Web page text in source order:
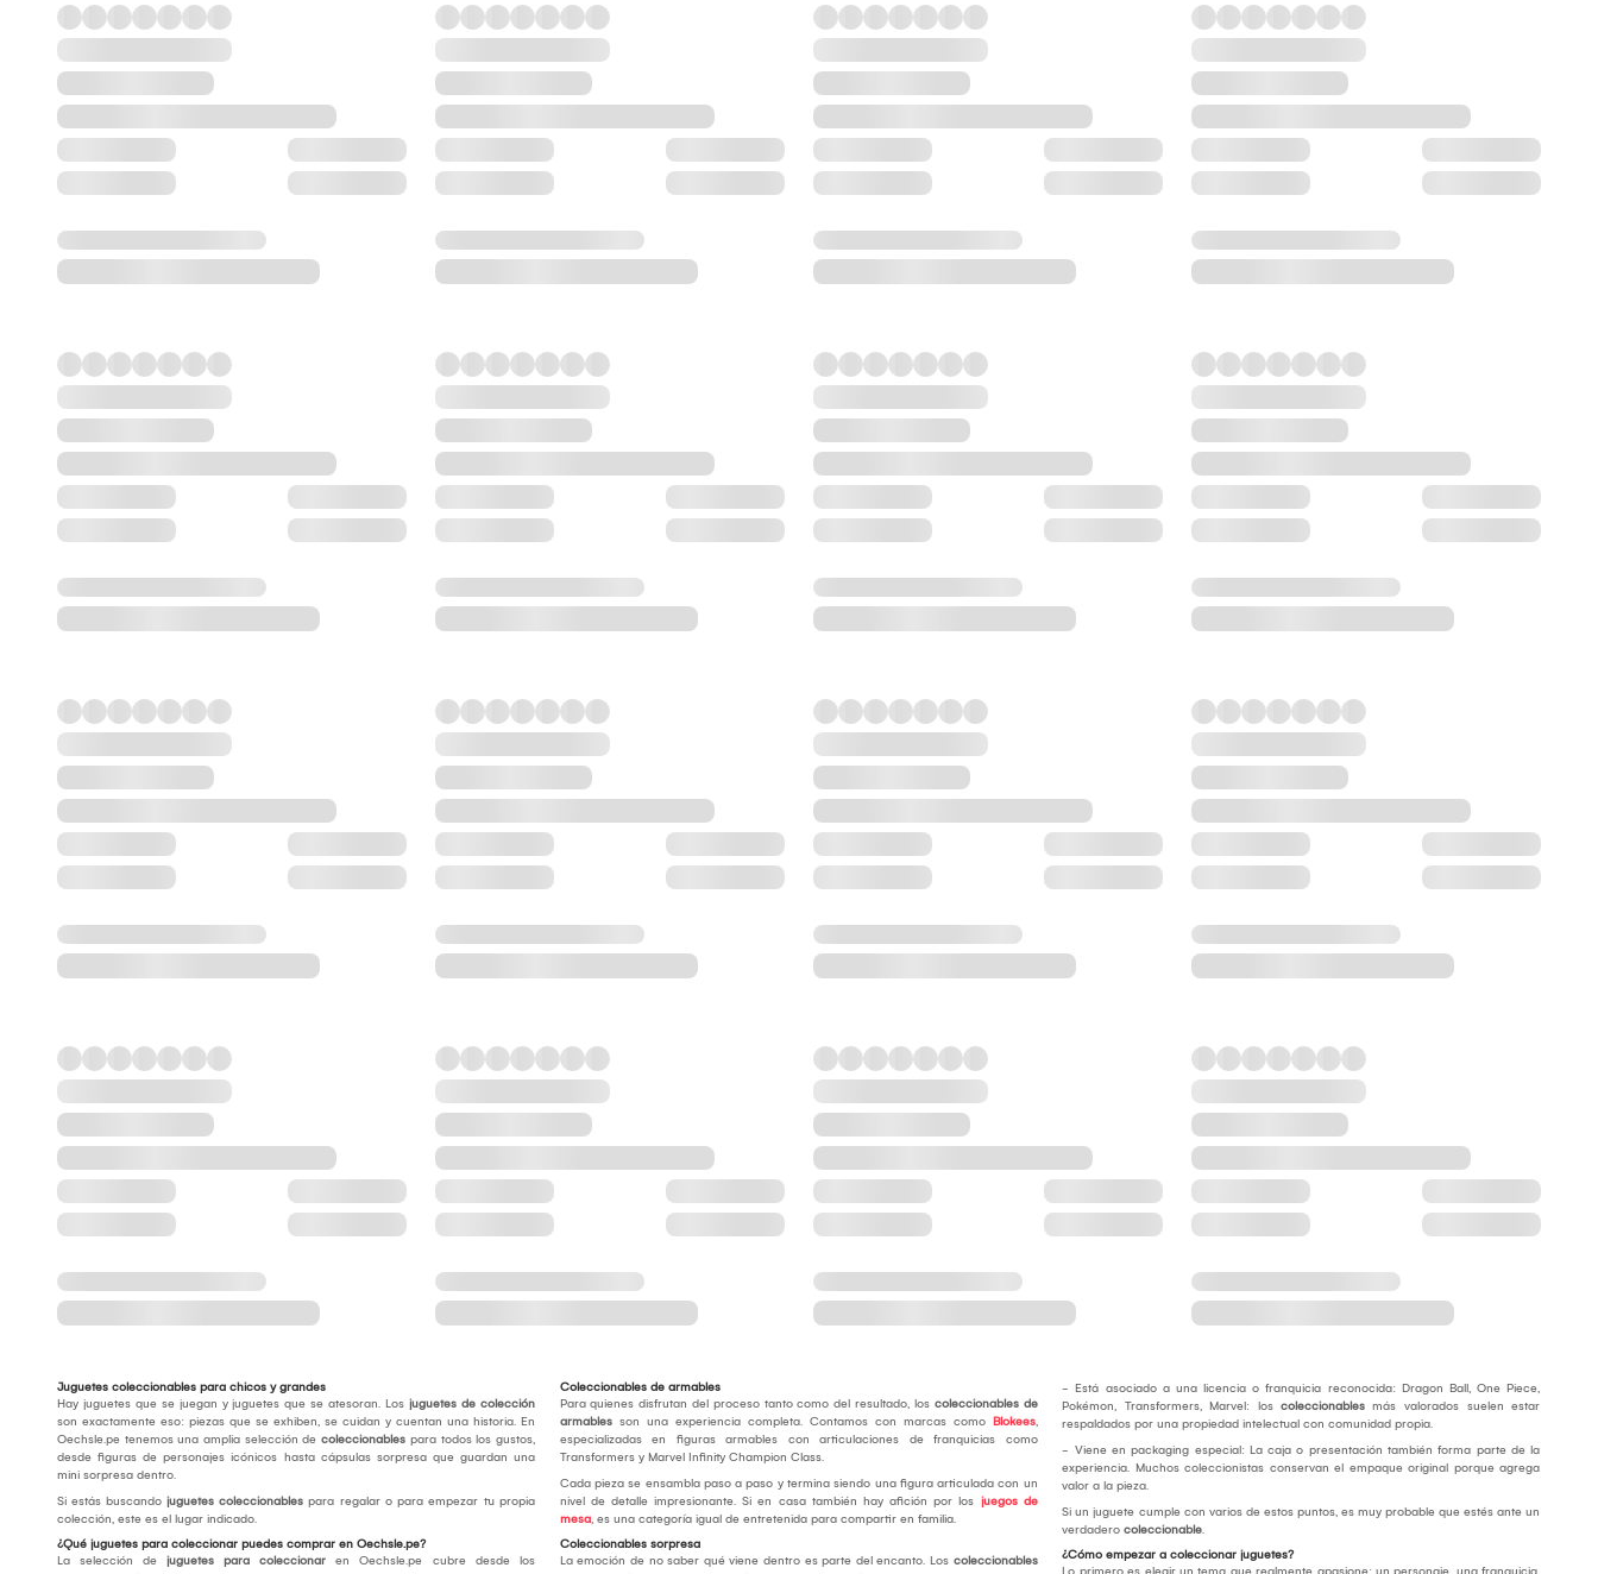
Juguetes coleccionables para chicos y grandes
Hay juguetes que se juegan y juguetes que se atesoran. Los juguetes de colección
son exactamente eso: piezas que se exhiben, se cuidan y cuentan una historia. En
Oechsle.pe tenemos una amplia selección de coleccionables para todos los gustos,
desde figuras de personajes icónicos hasta cápsulas sorpresa que guardan una
mini sorpresa dentro.
Si estás buscando juguetes coleccionables para regalar o para empezar tu propia
colección, este es el lugar indicado.
¿Qué juguetes para coleccionar puedes comprar en Oechsle.pe?
La selección de juguetes para coleccionar en Oechsle.pe cubre desde los
Coleccionables de armables
Para quienes disfrutan del proceso tanto como del resultado, los coleccionables de
armablesson una experiencia completa. Contamos con marcas como Blokees,
especializadas en figuras armables con articulaciones de franquicias como
Transformers y Marvel Infinity Champion Class.
Cada pieza se ensambla paso a paso y termina siendo una figura articulada con un
nivel de detalle impresionante. Si en casa también hay afición por los juegos de
mesa, es una categoría igual de entretenida para compartir en familia.
Coleccionables sorpresa
La emoción de no saber qué viene dentro es parte del encanto. Los coleccionables
- Está asociado a una licencia o franquicia reconocida: Dragon Ball, One Piece,
Pokémon, Transformers, Marvel: loscoleccionablesmás valorados suelen estar
respaldados por una propiedad intelectual con comunidad propia.
- Viene en packaging especial: La caja o presentación también forma parte de la
experiencia. Muchos coleccionistas conservan el empaque original porque agrega
valor a la pieza.
Si un juguete cumple con varios de estos puntos, es muy probable que estés ante un
verdaderocoleccionable.
¿Cómo empezar a coleccionar juguetes?